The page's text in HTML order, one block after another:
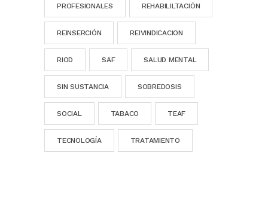
PROFESIONALES REHABILILTACIÓN
REINSERCIÓN REIVINDICACION
RIOD SAF SALUD MENTAL
SIN SUSTANCIA SOBREDOSIS
SOCIAL TABACO TEAF
TECNOLOGÍA TRATAMIENTO